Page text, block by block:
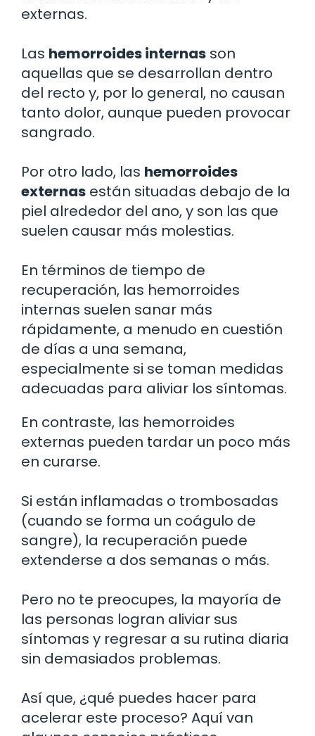
externas.
Las hemorroides internas son
aquellas que se desarrollan dentro
del recto y, por lo general, no causan
tanto dolor, aunque pueden provocar
sangrado.
Por otro lado, las hemorroides
externas están situadas debajo de la
piel alrededor del ano, y son las que
suelen causar más molestias.
En términos de tiempo de
recuperación, las hemorroides
internas suelen sanar más
rápidamente, a menudo en cuestión
de días a una semana,
especialmente si se toman medidas
adecuadas para aliviar los síntomas.
En contraste, las hemorroides
externas pueden tardar un poco más
en curarse.
Si están inflamadas o trombosadas
(cuando se forma un coágulo de
sangre), la recuperación puede
extenderse a dos semanas o más.
Pero no te preocupes, la mayoría de
las personas logran aliviar sus
síntomas y regresar a su rutina diaria
sin demasiados problemas.
Así que, ¿qué puedes hacer para
acelerar este proceso? Aquí van